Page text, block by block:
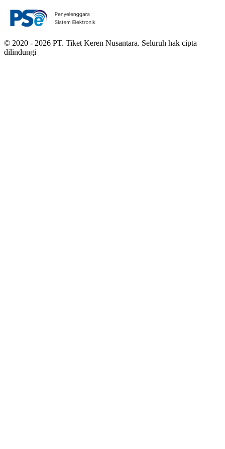
© 2020 - 2026 PT. Tiket Keren Nusantara. Seluruh hak cipta
dilindungi